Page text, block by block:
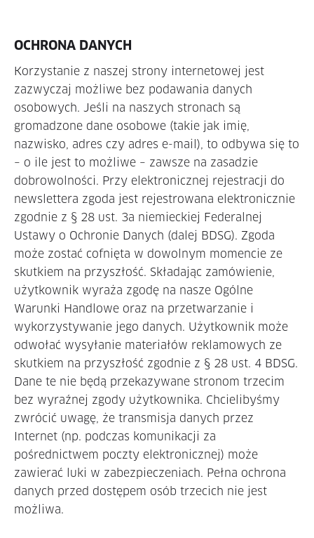
OCHRONA DANYCH
Korzystanie z naszej strony internetowej jest
zazwyczaj możliwe bez podawania danych
osobowych. Jeśli na naszych stronach są
gromadzone dane osobowe (takie jak imię,
nazwisko, adres czy adres e-mail), to odbywa się to
– o ile jest to możliwe – zawsze na zasadzie
dobrowolności. Przy elektronicznej rejestracji do
newslettera zgoda jest rejestrowana elektronicznie
zgodnie z § 28 ust. 3a niemieckiej Federalnej
Ustawy o Ochronie Danych (dalej BDSG). Zgoda
może zostać cofnięta w dowolnym momencie ze
skutkiem na przyszłość. Składając zamówienie,
użytkownik wyraża zgodę na nasze Ogólne
Warunki Handlowe oraz na przetwarzanie i
wykorzystywanie jego danych. Użytkownik może
odwołać wysyłanie materiałów reklamowych ze
skutkiem na przyszłość zgodnie z § 28 ust. 4 BDSG.
Dane te nie będą przekazywane stronom trzecim
bez wyraźnej zgody użytkownika. Chcielibyśmy
zwrócić uwagę, że transmisja danych przez
Internet (np. podczas komunikacji za
pośrednictwem poczty elektronicznej) może
zawierać luki w zabezpieczeniach. Pełna ochrona
danych przed dostępem osób trzecich nie jest
możliwa.